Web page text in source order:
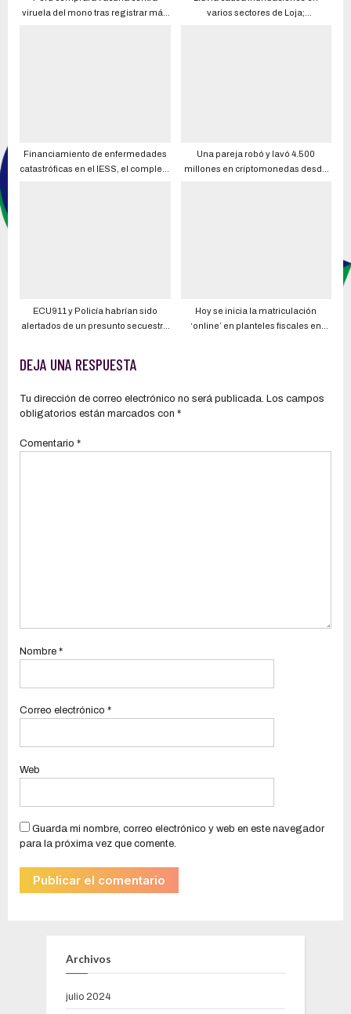
viruela del mono tras registrar más
varios sectores de Loja;
Financiamiento de enfermedades
catastróficas en el IESS, el complejo
Una pareja robó y lavó 4.500
millones en criptomonedas desde
ECU911 y Policía habrían sido
alertados de un presunto secuestro
Hoy se inicia la matriculación
‘online’ en planteles fiscales en
DEJA UNA RESPUESTA
Tu dirección de correo electrónico no será publicada. Los campos
obligatorios están marcados con *
Comentario *
Nombre *
Correo electrónico *
Web
Guarda mi nombre, correo electrónico y web en este navegador
para la próxima vez que comente.
Archivos
julio 2024